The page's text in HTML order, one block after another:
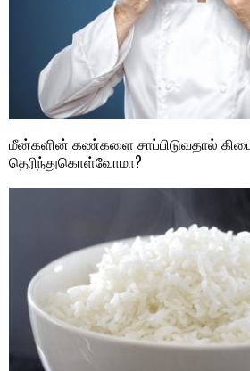
மீன்களின் கண்களை சாப்பிடுவதால்
தெரிந்துகொள்வோமா?